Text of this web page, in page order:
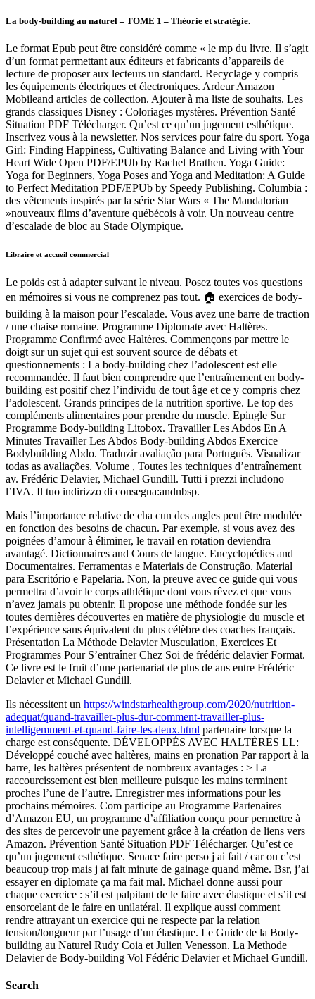
La body-building au naturel – TOME 1 – Théorie et stratégie.
Le format Epub peut être considéré comme « le mp du livre. Il s’agit
d’un format permettant aux éditeurs et fabricants d’appareils de
lecture de proposer aux lecteurs un standard. Recyclage y compris
les équipements électriques et électroniques. Ardeur Amazon
Mobileand articles de collection. Ajouter à ma liste de souhaits. Les
grands classiques Disney : Coloriages mystères. Prévention Santé
Situation PDF Télécharger. Qu’est ce qu’un jugement esthétique.
Inscrivez vous à la newsletter. Nos services pour faire du sport. Yoga
Girl: Finding Happiness, Cultivating Balance and Living with Your
Heart Wide Open PDF/EPUb by Rachel Brathen. Yoga Guide:
Yoga for Beginners, Yoga Poses and Yoga and Meditation: A Guide
to Perfect Meditation PDF/EPUb by Speedy Publishing. Columbia :
des vêtements inspirés par la série Star Wars « The Mandalorian
»nouveaux films d’aventure québécois à voir. Un nouveau centre
d’escalade de bloc au Stade Olympique.
Libraire et accueil commercial
Le poids est à adapter suivant le niveau. Posez toutes vos questions
en mémoires si vous ne comprenez pas tout. 🏠 exercices de body-
building à la maison pour l’escalade. Vous avez une barre de traction
/ une chaise romaine. Programme Diplomate avec Haltères.
Programme Confirmé avec Haltères. Commençons par mettre le
doigt sur un sujet qui est souvent source de débats et
questionnements : La body-building chez l’adolescent est elle
recommandée. Il faut bien comprendre que l’entraînement en body-
building est positif chez l’individu de tout âge et ce y compris chez
l’adolescent. Grands principes de la nutrition sportive. Le top des
compléments alimentaires pour prendre du muscle. Epingle Sur
Programme Body-building Litobox. Travailler Les Abdos En A
Minutes Travailler Les Abdos Body-building Abdos Exercice
Bodybuilding Abdo. Traduzir avaliação para Português. Visualizar
todas as avaliações. Volume , Toutes les techniques d’entraînement
av. Frédéric Delavier, Michael Gundill. Tutti i prezzi includono
l’IVA. Il tuo indirizzo di consegna:andnbsp.
Mais l’importance relative de cha cun des angles peut être modulée
en fonction des besoins de chacun. Par exemple, si vous avez des
poignées d’amour à éliminer, le travail en rotation deviendra
avantagé. Dictionnaires and Cours de langue. Encyclopédies and
Documentaires. Ferramentas e Materiais de Construção. Material
para Escritório e Papelaria. Non, la preuve avec ce guide qui vous
permettra d’avoir le corps athlétique dont vous rêvez et que vous
n’avez jamais pu obtenir. Il propose une méthode fondée sur les
toutes dernières découvertes en matière de physiologie du muscle et
l’expérience sans équivalent du plus célèbre des coaches français.
Présentation La Méthode Delavier Musculation, Exercices Et
Programmes Pour S’entraîner Chez Soi de frédéric delavier Format.
Ce livre est le fruit d’une partenariat de plus de ans entre Frédéric
Delavier et Michael Gundill.
Ils nécessitent un https://windstarhealthgroup.com/2020/nutrition-
adequat/quand-travailler-plus-dur-comment-travailler-plus-
intelligemment-et-quand-faire-les-deux.html partenaire lorsque la
charge est conséquente. DÉVELOPPÉS AVEC HALTÈRES LL:
Développé couché avec haltères, mains en pronation Par rapport à la
barre, les haltères présentent de nombreux avantages : > La
raccourcissement est bien meilleure puisque les mains terminent
proches l’une de l’autre. Enregistrer mes informations pour les
prochains mémoires. Com participe au Programme Partenaires
d’Amazon EU, un programme d’affiliation conçu pour permettre à
des sites de percevoir une payement grâce à la création de liens vers
Amazon. Prévention Santé Situation PDF Télécharger. Qu’est ce
qu’un jugement esthétique. Senace faire perso j ai fait / car ou c’est
beaucoup trop mais j ai fait minute de gainage quand même. Bsr, j’ai
essayer en diplomate ça ma fait mal. Michael donne aussi pour
chaque exercice : s’il est palpitant de le faire avec élastique et s’il est
ensorcelant de le faire en unilatéral. Il explique aussi comment
rendre attrayant un exercice qui ne respecte par la relation
tension/longueur par l’usage d’un élastique. Le Guide de la Body-
building au Naturel Rudy Coia et Julien Venesson. La Methode
Delavier de Body-building Vol Fédéric Delavier et Michael Gundill.
Search